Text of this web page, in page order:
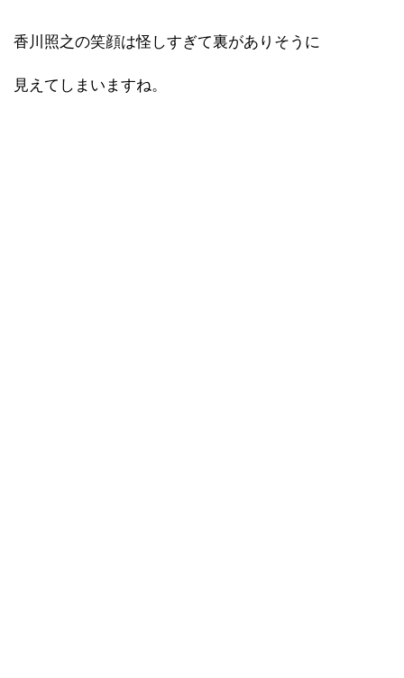
香川照之の笑顔は怪しすぎて裏がありそうに
見えてしまいますね。